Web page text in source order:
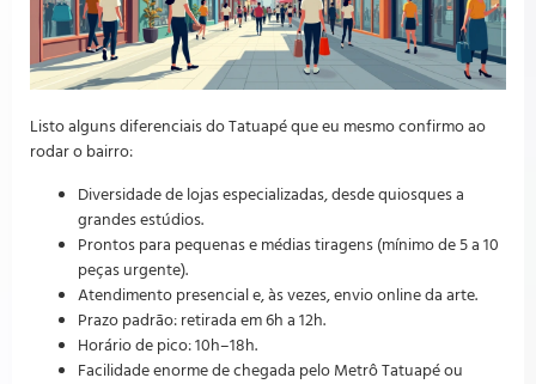
Listo alguns diferenciais do Tatuapé que eu mesmo confirmo ao
rodar o bairro:
Diversidade de lojas especializadas, desde quiosques a
grandes estúdios.
Prontos para pequenas e médias tiragens (mínimo de 5 a 10
peças urgente).
Atendimento presencial e, às vezes, envio online da arte.
Prazo padrão: retirada em 6h a 12h.
Horário de pico: 10h–18h.
Facilidade enorme de chegada pelo Metrô Tatuapé ou